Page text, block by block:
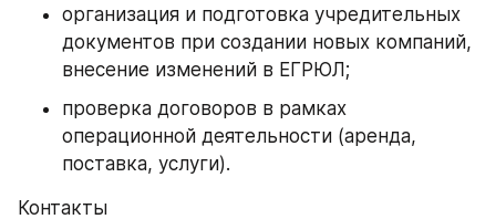
организация и подготовка учредительных
документов при создании новых компаний,
внесение изменений в ЕГРЮЛ;
проверка договоров в рамках
операционной деятельности (аренда,
поставка, услуги).
Контакты